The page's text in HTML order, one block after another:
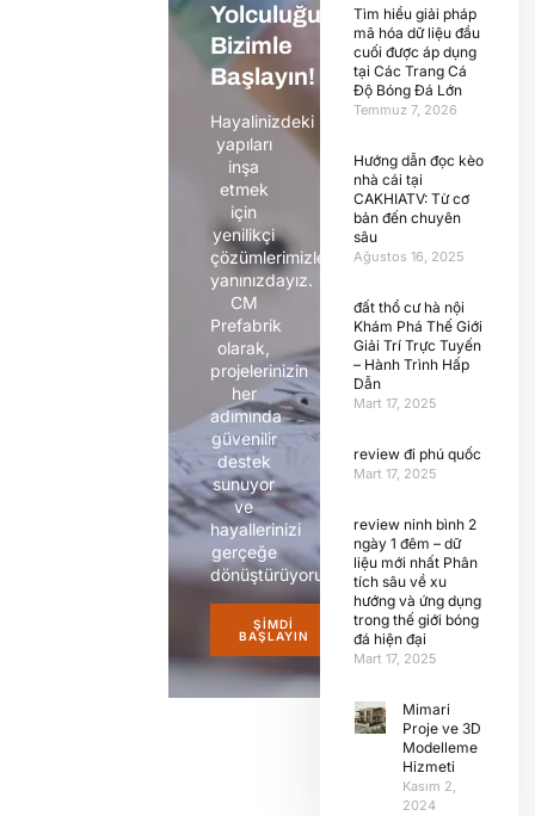
Yolculuğunuza
Bizimle
Başlayın!
Hayalinizdeki
yapıları
inşa
etmek
için
yenilikçi
çözümlerimizle
yanınızdayız.
CM
Prefabrik
olarak,
projelerinizin
her
adımında
güvenilir
destek
sunuyor
ve
hayallerinizi
gerçeğe
dönüştürüyoruz.
ŞIMDI
BAŞLAYIN
Tìm hiểu giải pháp
mã hóa dữ liệu đầu
cuối được áp dụng
tại Các Trang Cá
Độ Bóng Đá Lớn
Temmuz 7, 2026
Hướng dẫn đọc kèo
nhà cái tại
CAKHIATV: Từ cơ
bản đến chuyên
sâu
Ağustos 16, 2025
đất thổ cư hà nội
Khám Phá Thế Giới
Giải Trí Trực Tuyến
– Hành Trình Hấp
Dẫn
Mart 17, 2025
review đi phú quốc
Mart 17, 2025
review ninh bình 2
ngày 1 đêm – dữ
liệu mới nhất Phân
tích sâu về xu
hướng và ứng dụng
trong thế giới bóng
đá hiện đại
Mart 17, 2025
Mimari
Proje ve 3D
Modelleme
Hizmeti
Kasım 2,
2024